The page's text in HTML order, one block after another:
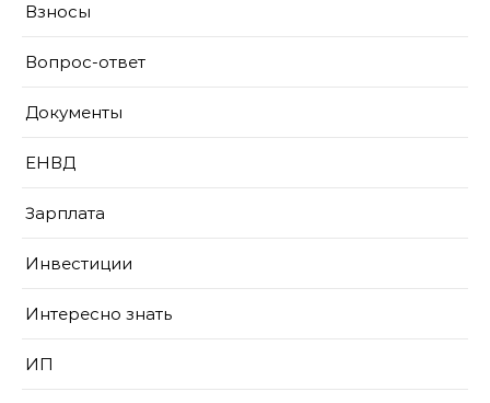
Взносы
Вопрос-ответ
Документы
ЕНВД
Зарплата
Инвестиции
Интересно знать
ИП